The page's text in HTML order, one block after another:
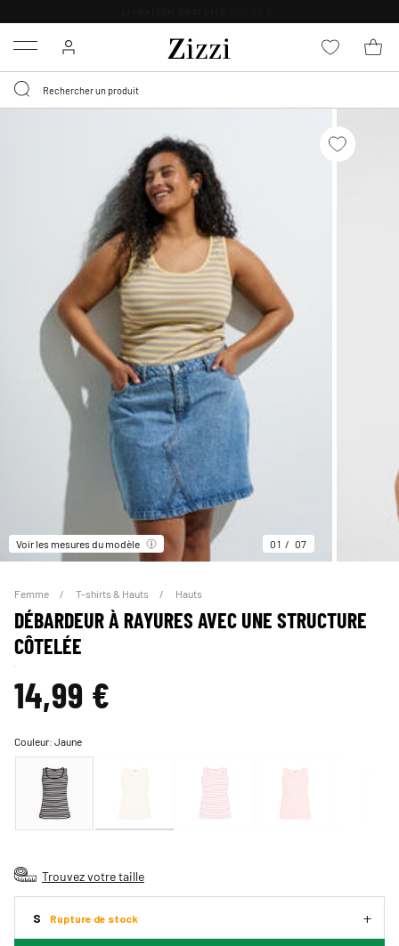
Menu
Voir les mesures du modèle 01 07
Femme T-shirts & Hauts Hauts
DÉBARDEUR À RAYURES AVEC UNE STRUCTURE
CÔTELÉE
14,99 €
Couleur:Jaune
Trouvez votre taille
S Rupture de stock